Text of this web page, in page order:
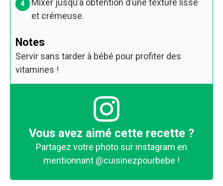
Mixer jusqu’à obtention d’une texture lisse
et crémeuse.
Notes
Servir sans tarder à bébé pour profiter des
vitamines !
Vous avez aimé cette recette ?
Partagez votre photo sur instagram en
mentionnant @cuisinezpourbebe !